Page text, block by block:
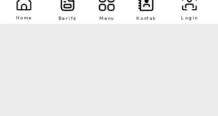
Dinas Pendidikan Provinsi
Lampung
Home Berita Menu Kontak Login